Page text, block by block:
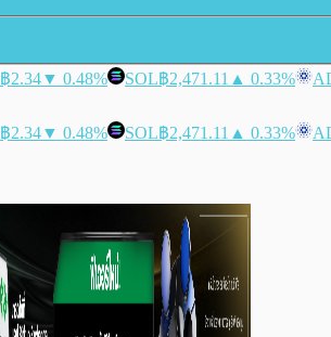
฿2.34▼ 0.48% SOL฿2,471.11 ▲ 0.33%
฿2.34▼ 0.48% SOL฿2,471.11 ▲ 0.33%